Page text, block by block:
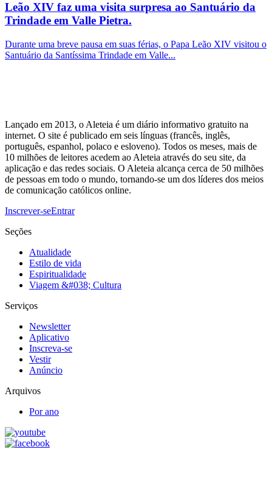
Leão XIV faz uma visita surpresa ao Santuário da
Trindade em Valle Pietra.
Durante uma breve pausa em suas férias, o Papa Leão XIV visitou o
Santuário da Santíssima Trindade em Valle...
Lançado em 2013, o Aleteia é um diário informativo gratuito na
internet. O site é publicado em seis línguas (francês, inglês,
português, espanhol, polaco e esloveno). Todos os meses, mais de
10 milhões de leitores acedem ao Aleteia através do seu site, da
aplicação e das redes sociais. O Aleteia alcança cerca de 50 milhões
de pessoas em todo o mundo, tornando-se um dos líderes dos meios
de comunicação católicos online.
Inscrever-seEntrar
Seções
Atualidade
Estilo de vida
Espiritualidade
Viagem &#038; Cultura
Serviços
Newsletter
Aplicativo
Inscreva-se
Vestir
Anúncio
Arquivos
Por ano